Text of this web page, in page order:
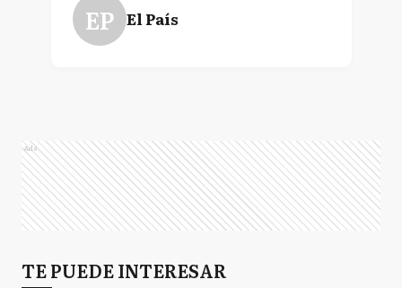
EP El País
Ads
TE PUEDE INTERESAR